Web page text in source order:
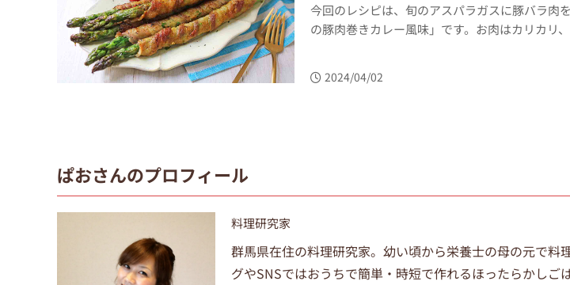
今回のレシピは、旬のアスパラガスに豚バラ肉
の豚肉巻きカレー風味」です。お肉はカリカリ
2024/04/02
ぱおさんのプロフィール
料理研究家
群馬県在住の料理研究家。幼い頃から栄養士の母の元で料
グやSNSではおうちで簡単・時短で作れるほったらかしご